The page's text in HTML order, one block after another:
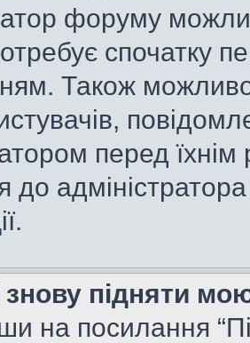
форуму
спочатку
Також
перед
до
знову підняти
на посилання